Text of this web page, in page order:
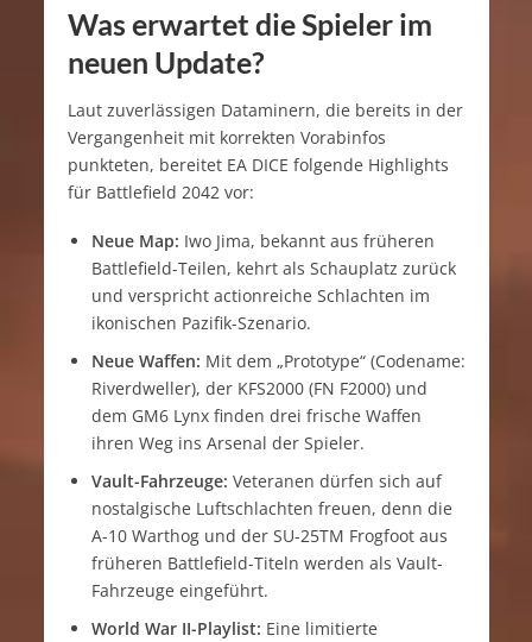
Was erwartet die Spieler im
neuen Update?
Laut zuverlässigen Dataminern, die bereits in der
Vergangenheit mit korrekten Vorabinfos
punkteten, bereitet EA DICE folgende Highlights
für Battlefield 2042 vor:
Neue Map: Iwo Jima, bekannt aus früheren
Battlefield-Teilen, kehrt als Schauplatz zurück
und verspricht actionreiche Schlachten im
ikonischen Pazifik-Szenario.
Neue Waffen: Mit dem „Prototype“ (Codename:
Riverdweller), der KFS2000 (FN F2000) und
dem GM6 Lynx finden drei frische Waffen
ihren Weg ins Arsenal der Spieler.
Vault-Fahrzeuge: Veteranen dürfen sich auf
nostalgische Luftschlachten freuen, denn die
A-10 Warthog und der SU-25TM Frogfoot aus
früheren Battlefield-Titeln werden als Vault-
Fahrzeuge eingeführt.
World War II-Playlist: Eine limitierte